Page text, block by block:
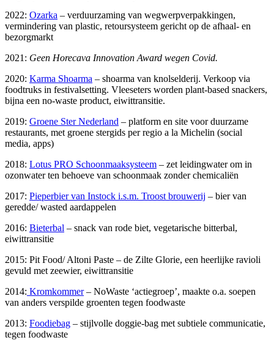
2022: Ozarka – verduurzaming van wegwerpverpakkingen,
vermindering van plastic, retoursysteem gericht op de afhaal- en
bezorgmarkt
2021: Geen Horecava Innovation Award wegen Covid.
2020: Karma Shoarma – shoarma van knolselderij. Verkoop via
foodtruks in festivalsetting. Vleeseters worden plant-based snackers,
bijna een no-waste product, eiwittransitie.
2019: Groene Ster Nederland – platform en site voor duurzame
restaurants, met groene stergids per regio a la Michelin (social
media, apps)
2018: Lotus PRO Schoonmaaksysteem – zet leidingwater om in
ozonwater ten behoeve van schoonmaak zonder chemicaliën
2017: Pieperbier van Instock i.s.m. Troost brouwerij – bier van
geredde/ wasted aardappelen
2016: Bieterbal – snack van rode biet, vegetarische bitterbal,
eiwittransitie
2015: Pit Food/ Altoni Paste – de Zilte Glorie, een heerlijke ravioli
gevuld met zeewier, eiwittransitie
2014: Kromkommer– NoWaste ‘actiegroep’, maakte o.a. soepen
van anders verspilde groenten tegen foodwaste
2013: Foodiebag – stijlvolle doggie-bag met subtiele communicatie,
tegen foodwaste